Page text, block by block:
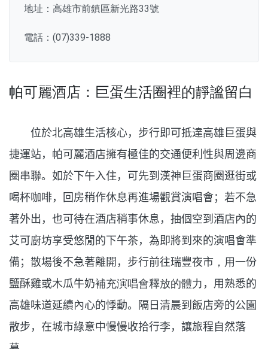
地址：高雄市前鎮區新光路33號
電話：(07)339-1888
帕可麗酒店：巨蛋生活圈裡的靜謐留白
位於北高雄生活核心，步行即可抵達高雄巨蛋與
捷運站，帕可麗酒店擁有極佳的交通便利性與周邊商
圈串聯。如於下午入住，可先到漢神巨蛋商圈逛街或
喝杯咖啡，回房稍作休息再進場觀賞演唱會；若不急
著外出，也可待在酒店稍事休息，抽個空到酒店內的
艾可廚坊享受悠閒的下午茶，為即將到來的演唱會準
備；散場後不急著離開，步行前往瑞豐夜市 ，用一份
鹽酥雞或木瓜牛奶補充演唱會釋放的體力 ，用熟悉的
高雄味道延續內心的悸動。隔日清晨到飯店旁的公園
散步，在城市綠意中慢慢收拾行李，讓旅程自然落